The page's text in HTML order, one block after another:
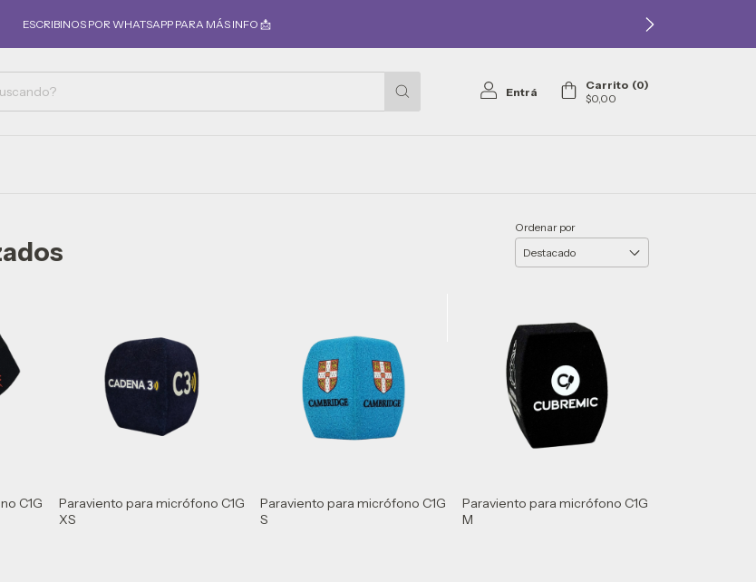
ESCRIBINOS POR WHATSAPP PARA MÁS INFO 📩
Entrá Carrito (0)
$0,00
Ordenar por
C1G
Paraviento para micrófono C1G
XS
Paraviento para micrófono C1G
S
Paraviento para micrófono C1G
M